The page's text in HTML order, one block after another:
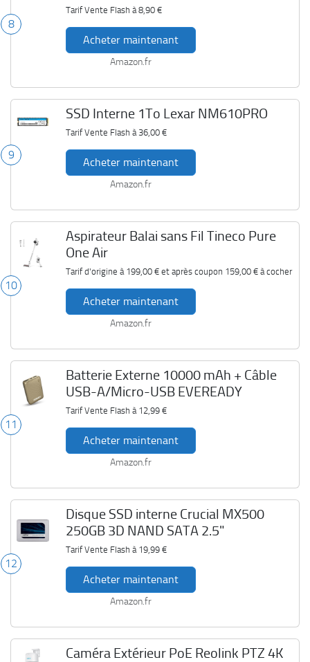
8
Tarif Vente Flash à8,90 €
Acheter maintenant
Amazon.fr
9
SSD Interne 1To Lexar NM610PRO
Tarif Vente Flash à 36,00 €
Acheter maintenant
Amazon.fr
10
Aspirateur Balai sans Fil Tineco Pure
One Air
Tarif d'origine à 199,00 €et après coupon 159,00 €à cocher
Acheter maintenant
Amazon.fr
11
Batterie Externe 10000 mAh + Câble
USB-A/Micro-USB EVEREADY
Tarif Vente Flash à 12,99 €
Acheter maintenant
Amazon.fr
12
Disque SSD interne Crucial MX500
250GB 3D NAND SATA 2.5"
Tarif Vente Flash à 19,99 €
Acheter maintenant
Amazon.fr
Caméra Extérieur PoE Reolink PTZ 4K